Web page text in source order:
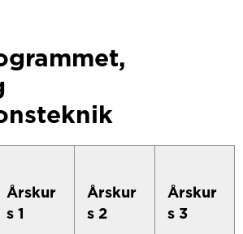
Årskur
s 1
Årskur
s 2
Årskur
s 3